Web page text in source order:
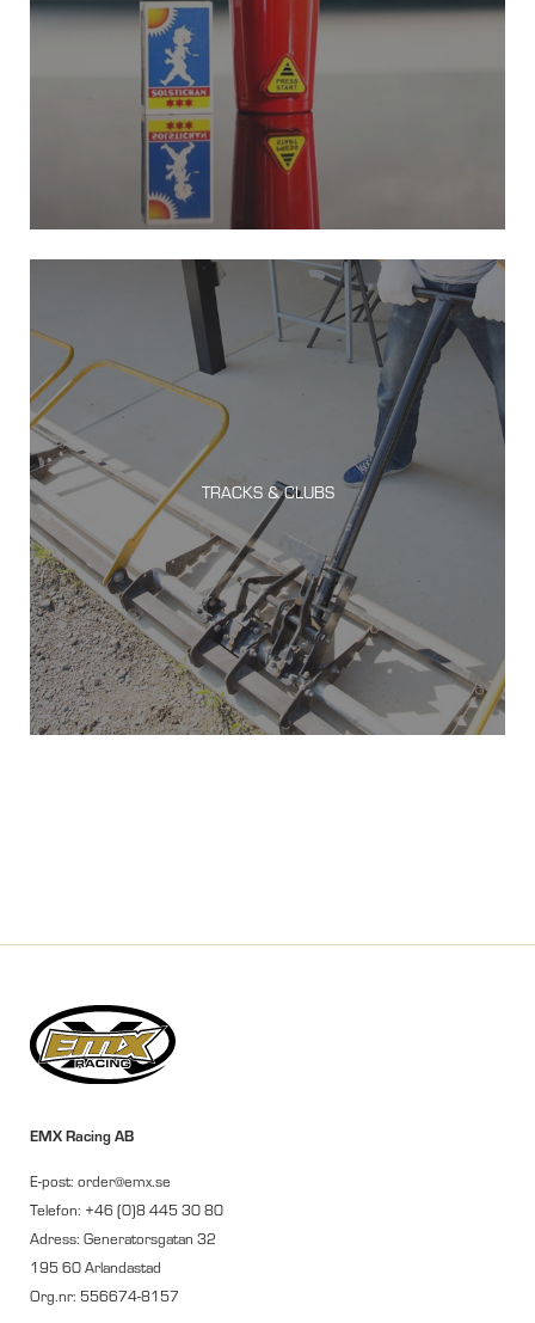
TRACKS & CLUBS
EMX Racing AB
E-post: order@emx.se
Telefon: +46 (0)8 445 30 80
Adress: Generatorsgatan 32
195 60 Arlandastad
Org.nr: 556674-8157